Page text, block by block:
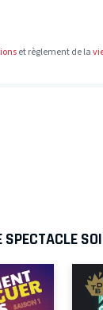
et règlement de la
SPECTACLE